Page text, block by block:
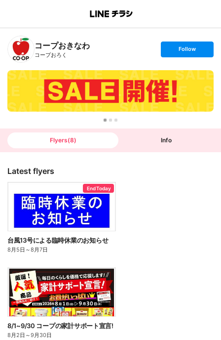
B
n
T
コープおきなわ
コープおろく
s
t
o
l
l
o
w
Follow
Flyers(8) Info
Latest flyers
End Today
台風13号による臨時休業のお知らせ
8月5日 ～8月7日
8/1~9/30 コープの家計サポート宣言!
8月2日 ～9月30日